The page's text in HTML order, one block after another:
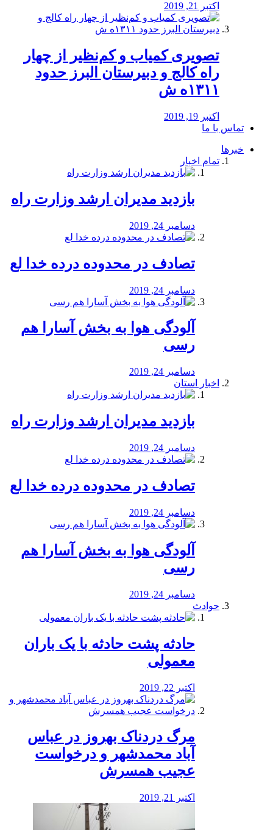
اکتبر 21, 2019
️تصویری کمیاب و کم‌نظیر از چهار
راه كالج و دبيرستان البرز حدود
۱۳۱۱ه ش
اکتبر 19, 2019
تماس با ما
خبرها
تمام اخبار
بازدید مدیران ارشد وزارت راه
دسامبر 24, 2019
تصادف در محدوده درده خدا لع
دسامبر 24, 2019
آلودگی هوا به بخش آسارا هم
رسی
دسامبر 24, 2019
اخبار استان
بازدید مدیران ارشد وزارت راه
دسامبر 24, 2019
تصادف در محدوده درده خدا لع
دسامبر 24, 2019
آلودگی هوا به بخش آسارا هم
رسی
دسامبر 24, 2019
حوادث
️حادثه پشت حادثه با یک باران
معمولی
اکتبر 22, 2019
مرگ دردناک بهروز در عباس
آباد محمدشهر و درخواست
عجیب همسرش
اکتبر 21, 2019